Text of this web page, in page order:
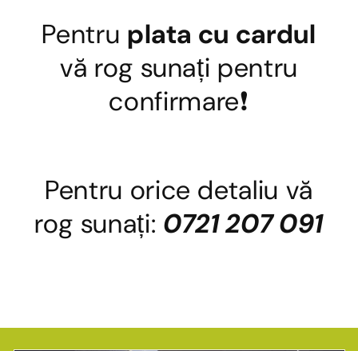
Pentru plata cu cardul
vă rog sunați pentru
confirmare❗
Pentru orice detaliu vă
rog sunați: 0721 207 091